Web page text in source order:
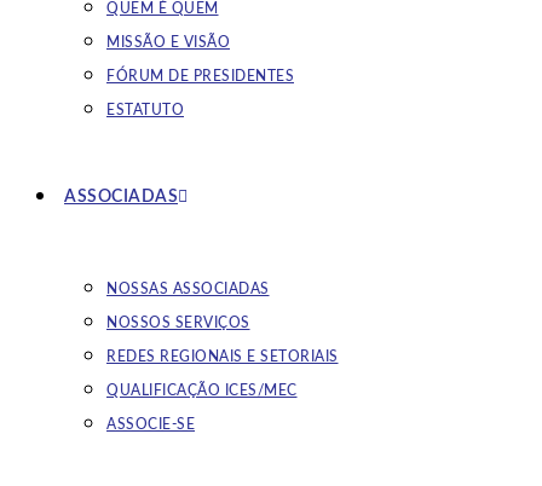
QUEM É QUEM
MISSÃO E VISÃO
FÓRUM DE PRESIDENTES
ESTATUTO
ASSOCIADAS
NOSSAS ASSOCIADAS
NOSSOS SERVIÇOS
REDES REGIONAIS E SETORIAIS
QUALIFICAÇÃO ICES/MEC
ASSOCIE-SE